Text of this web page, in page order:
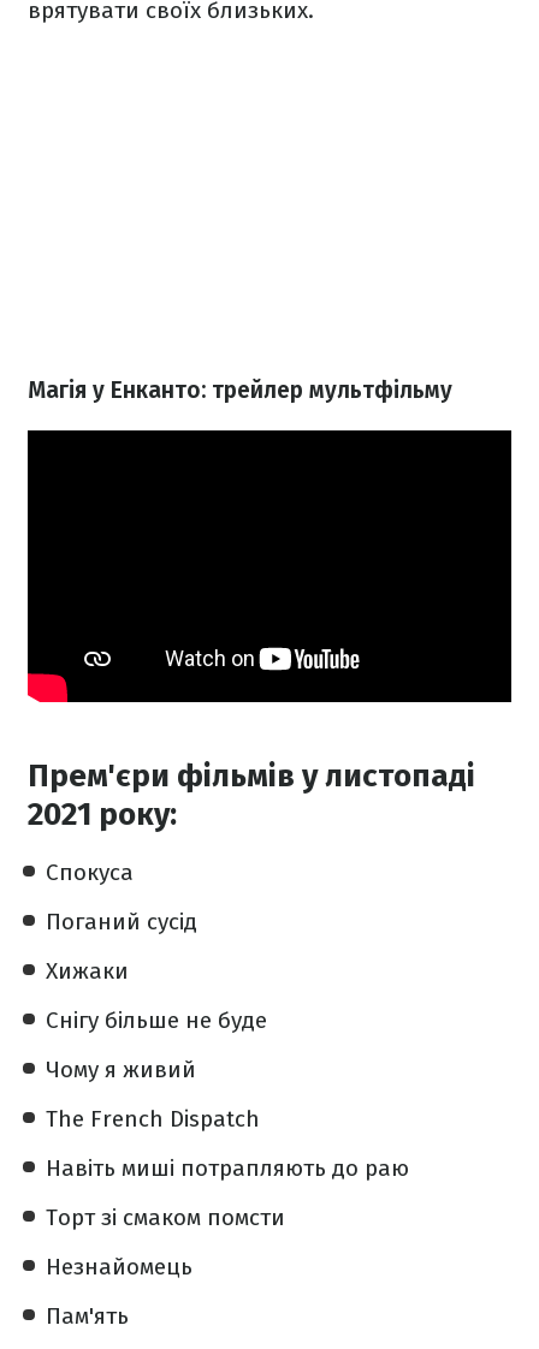
врятувати своїх близьких.
Магія у Енканто: трейлер мультфільму
Прем'єри фільмів у листопаді
2021 року:
Спокуса
Поганий сусід
Хижаки
Снігу більше не буде
Чому я живий
The French Dispatch
Навіть миші потрапляють до раю
Торт зі смаком помсти
Незнайомець
Пам'ять